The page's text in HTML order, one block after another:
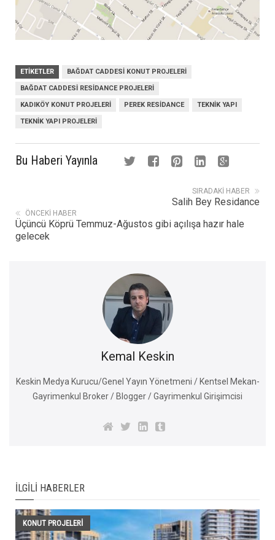
ETIKETLER BAĞDAT CADDESI KONUT PROJELERI
BAĞDAT CADDESI RESIDANCE PROJELERI
KADIKÖY KONUT PROJELERI PEREK RESIDANCE TEKNIK YAPI
TEKNIK YAPI PROJELERI
Bu Haberi Yayınla
SIRADAKI HABER
Salih Bey Residance
ÖNCEKI HABER
Üçüncü Köprü Temmuz-Ağustos gibi açılışa hazır hale
gelecek
Kemal Keskin
Keskin Medya Kurucu/Genel Yayın Yönetmeni / Kentsel Mekan-
Gayrimenkul Broker / Blogger / Gayrimenkul Girişimcisi
İLGILI HABERLER
KONUT PROJELERI